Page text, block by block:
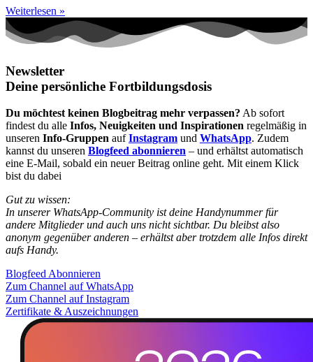
Weiterlesen »
Newsletter
Deine persönliche Fortbildungsdosis
Du möchtest keinen Blogbeitrag mehr verpassen? Ab sofort
findest du alle Infos, Neuigkeiten und Inspirationen regelmäßig in
unseren Info-Gruppen aufInstagram und WhatsApp. Zudem
kannst du unseren Blogfeed abonnieren – und erhältst automatisch
eine E-Mail, sobald ein neuer Beitrag online geht. Mit einem Klick
bist du dabei
Gut zu wissen:
In unserer WhatsApp-Community ist deine Handynummer für
andere Mitglieder und auch uns nicht sichtbar. Du bleibst also
anonym gegenüber anderen – erhältst aber trotzdem alle Infos direkt
aufs Handy.
Blogfeed Abonnieren
Zum Channel auf WhatsApp
Zum Channel auf Instagram
Zertifikate & Auszeichnungen